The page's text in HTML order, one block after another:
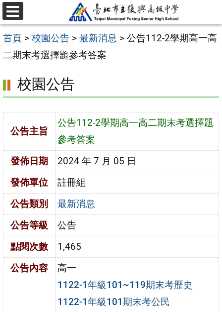
跳
至
主
要
容
區
選
單
首頁 > 校園公告 > 最新消息 > 公告112-2學期高一高
二期末考選擇題參考答案
校園公告
公告主旨
公告112-2學期高一高二期末考選擇題
參考答案
發佈日期
2024 年 7 月 05 日
發佈單位
註冊組
公告類別
最新消息
公告等級
公告
點閱次數
1,465
公告內容
高一
1122-1年級101~119期末考歷史
1122-1年級101期末考公民